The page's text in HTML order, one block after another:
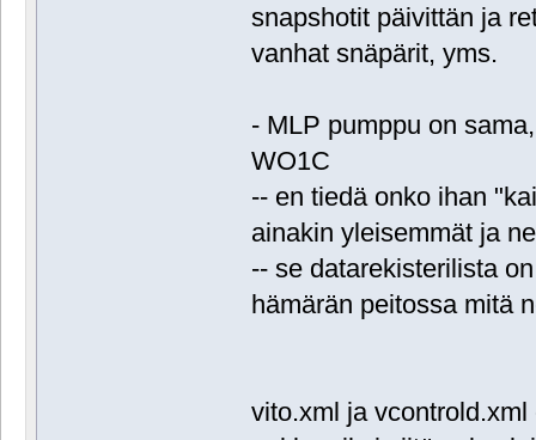
snapshotit päivittän ja
vanhat snäpärit, yms.
- MLP pumppu on
WO1C
-- en tiedä onko ihan
ainakin yleisemmät ja
-- se datarekisterilista
hämärän peitossa mitä
vito.xml ja